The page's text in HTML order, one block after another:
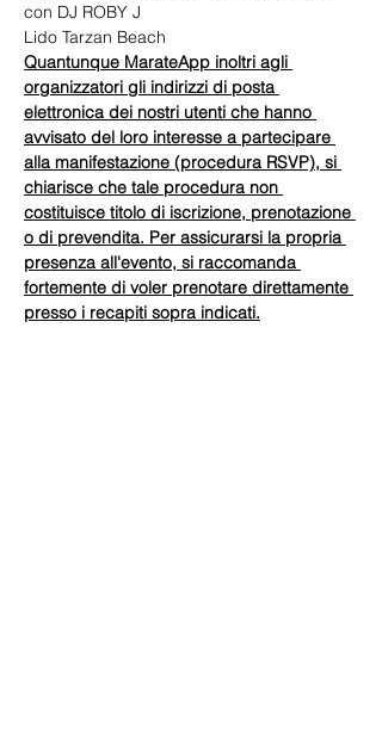
con DJ ROBY J
Lido Tarzan Beach
Quantunque MarateApp inoltri agli
organizzatori gli indirizzi di posta
elettronica dei nostri utenti che hanno
avvisato del loro interesse a partecipare
alla manifestazione (procedura RSVP), si
chiarisce che tale procedura non
costituisce titolo di iscrizione, prenotazione
o di prevendita. Per assicurarsi la propria
presenza all'evento, si raccomanda
fortemente di voler prenotare direttamente
presso i recapiti sopra indicati.